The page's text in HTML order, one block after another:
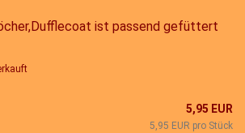
ist passend gefüttert
5,95 EUR
5,95 EUR pro Stück